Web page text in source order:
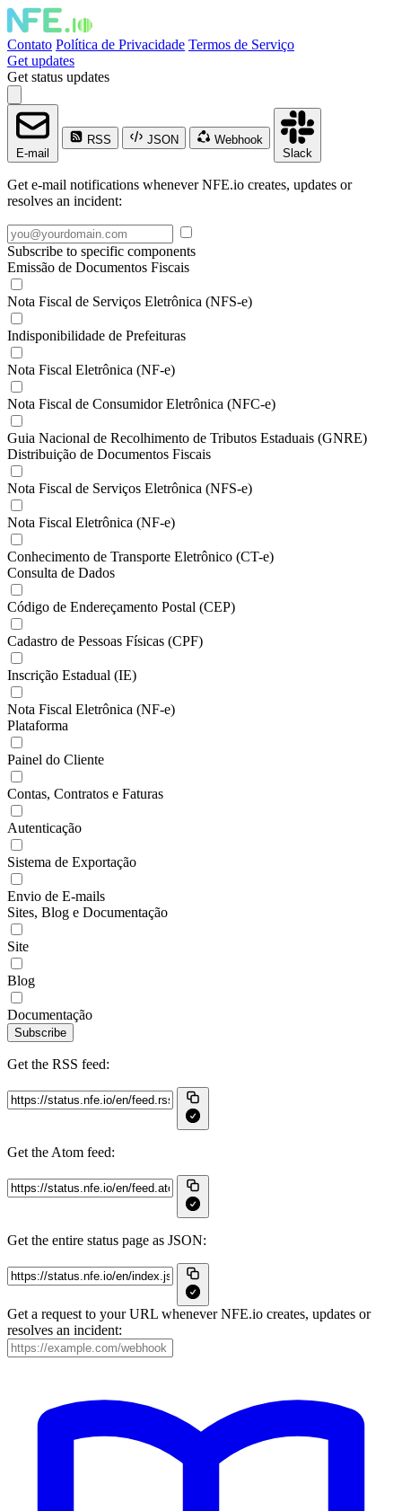
Contato Política de Privacidade Termos de Serviço
Get updates
Get status updates
E-mail
RSS JSON
Webhook
Slack
Get e-mail notifications whenever NFE.io creates, updates or
resolves an incident:
Subscribe to specific components
Emissão de Documentos Fiscais
Nota Fiscal de Serviços Eletrônica (NFS-e)
Indisponibilidade de Prefeituras
Nota Fiscal Eletrônica (NF-e)
Nota Fiscal de Consumidor Eletrônica (NFC-e)
Guia Nacional de Recolhimento de Tributos Estaduais (GNRE)
Distribuição de Documentos Fiscais
Nota Fiscal de Serviços Eletrônica (NFS-e)
Nota Fiscal Eletrônica (NF-e)
Conhecimento de Transporte Eletrônico (CT-e)
Consulta de Dados
Código de Endereçamento Postal (CEP)
Cadastro de Pessoas Físicas (CPF)
Inscrição Estadual (IE)
Nota Fiscal Eletrônica (NF-e)
Plataforma
Painel do Cliente
Contas, Contratos e Faturas
Autenticação
Sistema de Exportação
Envio de E-mails
Sites, Blog e Documentação
Site
Blog
Documentação
Subscribe
Get the RSS feed:
Get the Atom feed:
Get the entire status page as JSON:
Get a request to your URL whenever NFE.io creates, updates or
resolves an incident: